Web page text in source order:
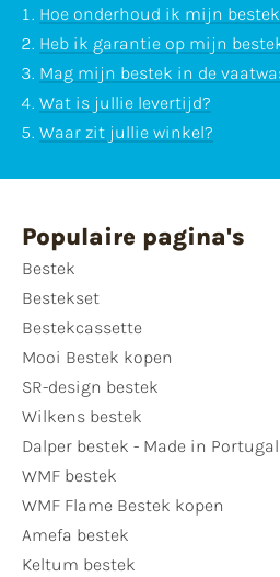
Hoe onderhoud ik mijn
Heb ik garantie op mijn
Mag mijn bestek in de
Wat is jullie levertijd?
Waar zit jullie winkel?
Populaire pagina's
Bestek
Bestekset
Bestekcassette
Mooi Bestek kopen
SR-design bestek
Wilkens bestek
Dalper bestek - Made in Portugal
WMF bestek
WMF Flame Bestek kopen
Amefa bestek
Keltum bestek